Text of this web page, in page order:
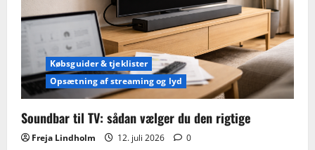
praksis
Købsguider & tjeklister
Opsætning af streaming og lyd
Soundbar til TV: sådan vælger du den rigtige
Freja Lindholm 12. juli 2026 0